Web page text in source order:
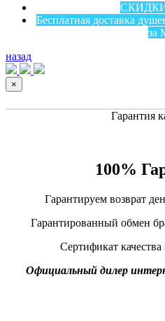
СКИДКИ
Бесплатная доставка
за
назад
×
Гарантия
100%
Гарантируем возврат
Гарантированный обмен
Сертификат
Официальный дилер